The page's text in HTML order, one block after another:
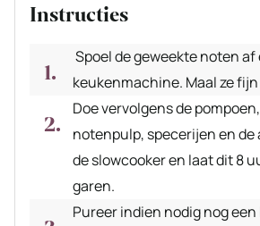
Instructies
Spoel de geweekte noten af
keukenmachine. Maal ze
Doe vervolgens de
notenpulp, specerijen en de
de slowcooker en laat dit 8
garen.
Pureer indien nodig nog